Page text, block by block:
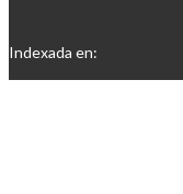
Indexada en: